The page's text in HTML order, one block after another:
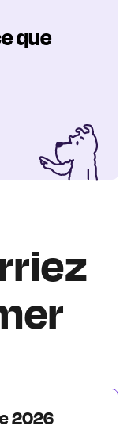
que
2026